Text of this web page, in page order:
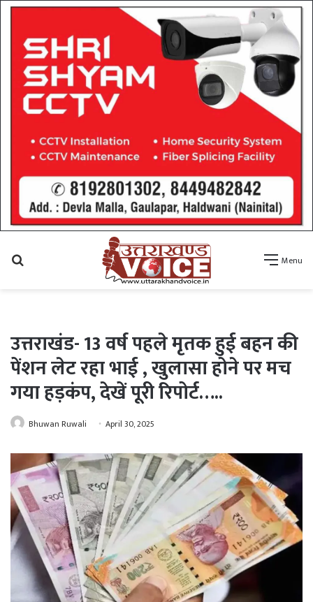
Menu
उत्तराखंड- 13 वर्ष पहले मृतक हुई बहन की
पेंशन लेट रहा भाई , खुलासा होने पर मच
गया हड़कंप, देखें पूरी रिपोर्ट…..
Bhuwan Ruwali April 30, 2025